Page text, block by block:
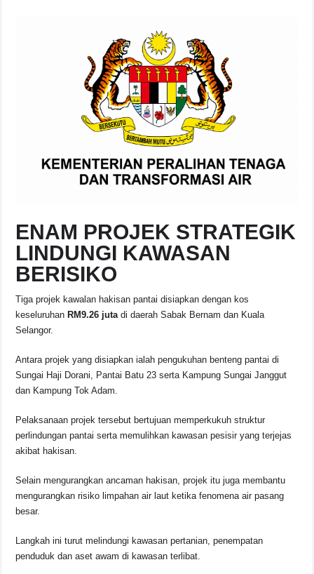
ENAM PROJEK STRATEGIK
LINDUNGI KAWASAN
BERISIKO
Tiga projek kawalan hakisan pantai disiapkan dengan kos
keseluruhan RM9.26 juta di daerah Sabak Bernam dan Kuala
Selangor.
Antara projek yang disiapkan ialah pengukuhan benteng pantai di
Sungai Haji Dorani, Pantai Batu 23 serta Kampung Sungai Janggut
dan Kampung Tok Adam.
Pelaksanaan projek tersebut bertujuan memperkukuh struktur
perlindungan pantai serta memulihkan kawasan pesisir yang terjejas
akibat hakisan.
Selain mengurangkan ancaman hakisan, projek itu juga membantu
mengurangkan risiko limpahan air laut ketika fenomena air pasang
besar.
Langkah ini turut melindungi kawasan pertanian, penempatan
penduduk dan aset awam di kawasan terlibat.